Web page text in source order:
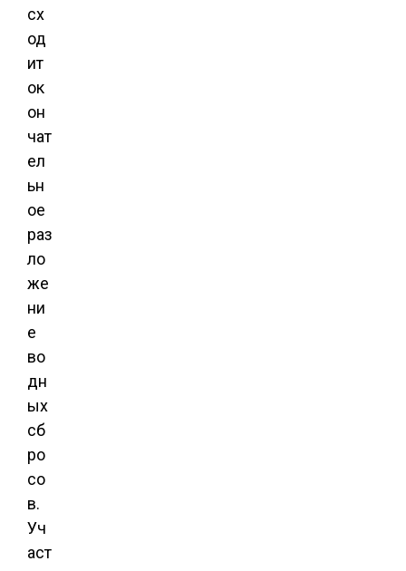
сх
од
ит
ок
он
чат
ел
ьн
ое
раз
ло
же
ни
е
во
дн
ых
сб
ро
со
в.
Уч
аст